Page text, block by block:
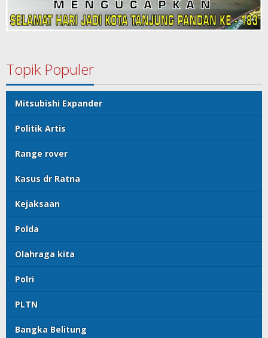
Topik Populer
Mitsubishi Expander
Politik Artis
Range rover
Kasus dr Ratna
Kejaksaan
Polda
Olahraga kita
Polri
PLTN
Bangka Belitung